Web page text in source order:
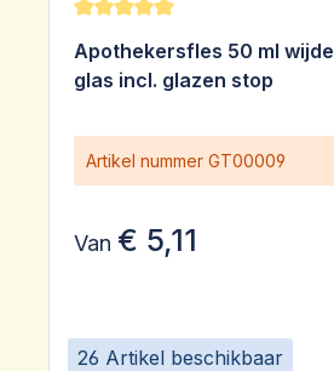
26 Artikel beschikbaar
Gemiddelde waardering van
Apothekersfles 50 ml
glas incl. glazen stop
Artikel nummer GT00009
Van € 5,11